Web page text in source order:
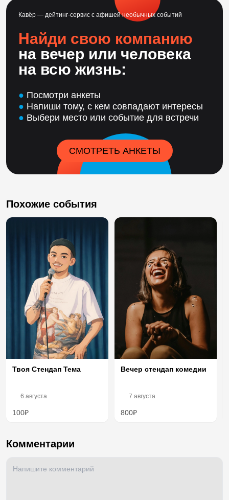
Кавёр — дейтинг-сервис с афишей необычных событий
Найди свою компанию
на вечер или человека
на всю жизнь:
● Посмотри анкеты
● Напиши тому, с кем совпадают интересы
● Выбери место или событие для встречи
СМОТРЕТЬ АНКЕТЫ
Похожие события
Твоя Стендап Тема
6 августа
100₽
Вечер стендап комедии
7 августа
800₽
Комментарии